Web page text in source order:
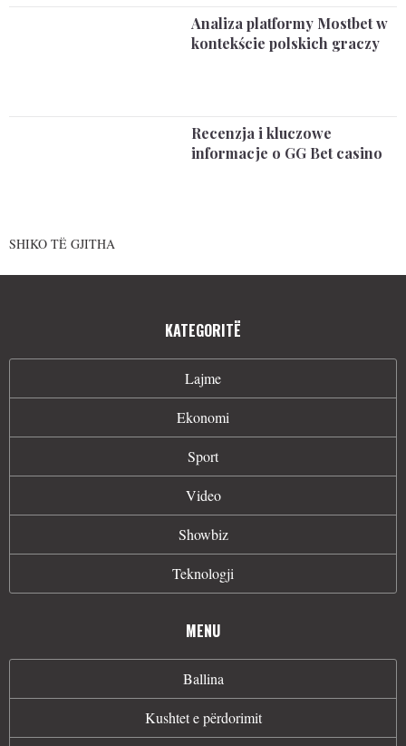
Analiza platformy Mostbet w
kontekście polskich graczy
Recenzja i kluczowe
informacje o GG Bet casino
SHIKO TË GJITHA
KATEGORITË
Lajme
Ekonomi
Sport
Video
Showbiz
Teknologji
MENU
Ballina
Kushtet e përdorimit